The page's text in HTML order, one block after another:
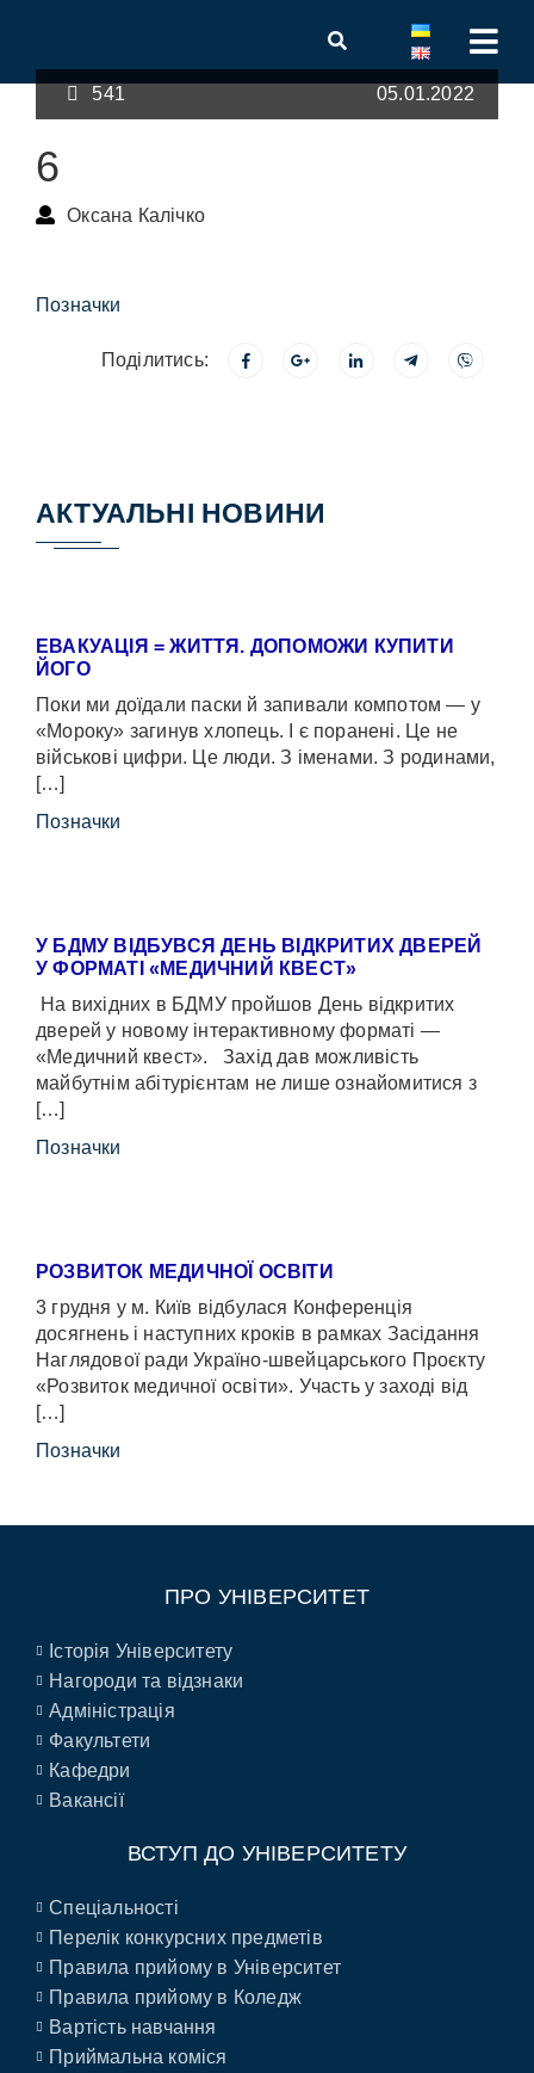
541 05.01.2022
6
Оксана Калічко
Позначки
Поділитись:
АКТУАЛЬНІ НОВИНИ
ЕВАКУАЦІЯ = ЖИТТЯ. ДОПОМОЖИ КУПИТИ
ЙОГО
Поки ми доїдали паски й запивали компотом — у
«Мороку» загинув хлопець. І є поранені. Це не
військові цифри. Це люди. З іменами. З родинами,
[…]
Позначки
У БДМУ ВІДБУВСЯ ДЕНЬ ВІДКРИТИХ ДВЕРЕЙ
У ФОРМАТІ «МЕДИЧНИЙ КВЕСТ»
На вихідних в БДМУ пройшов День відкритих
дверей у новому інтерактивному форматі —
«Медичний квест». Захід дав можливість
майбутнім абітурієнтам не лише ознайомитися з
[…]
Позначки
РОЗВИТОК МЕДИЧНОЇ ОСВІТИ
3 грудня у м. Київ відбулася Конференція
досягнень і наступних кроків в рамках Засідання
Наглядової ради Україно-швейцарського Проєкту
«Розвиток медичної освіти». Участь у заході від
[…]
Позначки
ПРО УНІВЕРСИТЕТ
Історія Університету
Нагороди та відзнаки
Адміністрація
Факультети
Кафедри
Вакансії
ВСТУП ДО УНІВЕРСИТЕТУ
Спеціальності
Перелік конкурсних предметів
Правила прийому в Університет
Правила прийому в Коледж
Вартість навчання
Приймальна коміся